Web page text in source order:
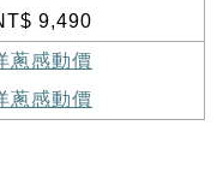
9,490
蔥感動價
蔥感動價